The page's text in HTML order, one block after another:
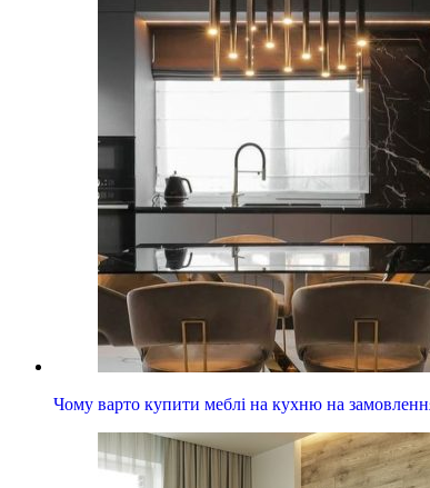
Чому варто купити меблі на кухню на